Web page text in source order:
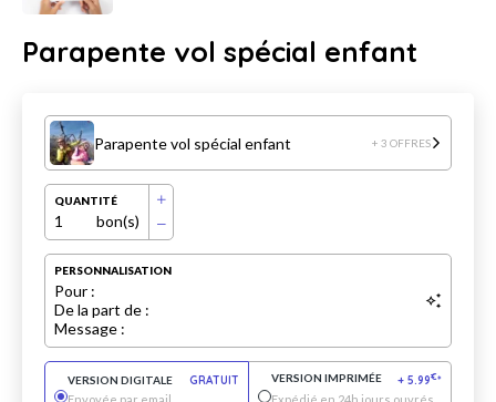
Parapente vol spécial enfant
Parapente vol spécial enfant + 3 OFFRES
QUANTITÉ
1 bon(s)
PERSONNALISATION
Pour :
De la part de :
Message :
VERSION DIGITALE
GRATUIT
Envoyée par email
VERSION IMPRIMÉE + 5.99€*